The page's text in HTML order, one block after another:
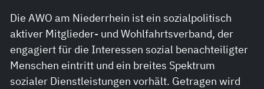
Die AWO am Niederrhein ist ein sozialpolitisch
aktiver Mitglieder- und Wohlfahrtsverband, der
engagiert für die Interessen sozial benachteiligter
Menschen eintritt und ein breites Spektrum
sozialer Dienstleistungen vorhält. Getragen wird